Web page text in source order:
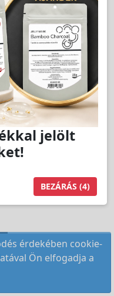
érdekében cookie-
Ön elfogadja a
jelölt
BEZÁRÁS (4)